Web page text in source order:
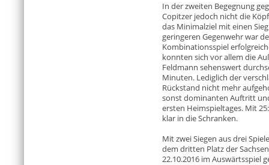
In der zweiten Begegnung
Copitzer jedoch nicht die
das Minimalziel mit einen
geringeren Gegenwehr war
Kombinationsspiel
konnten sich vor allem die
Feldmann sehenswert
Minuten. Lediglich der
Rückstand nicht mehr
sonst dominanten Auftritt
ersten Heimspieltages. Mit
klar in die Schranken.
Mit zwei Siegen aus drei
dem dritten Platz der
22.10.2016 im Auswärtsspiel